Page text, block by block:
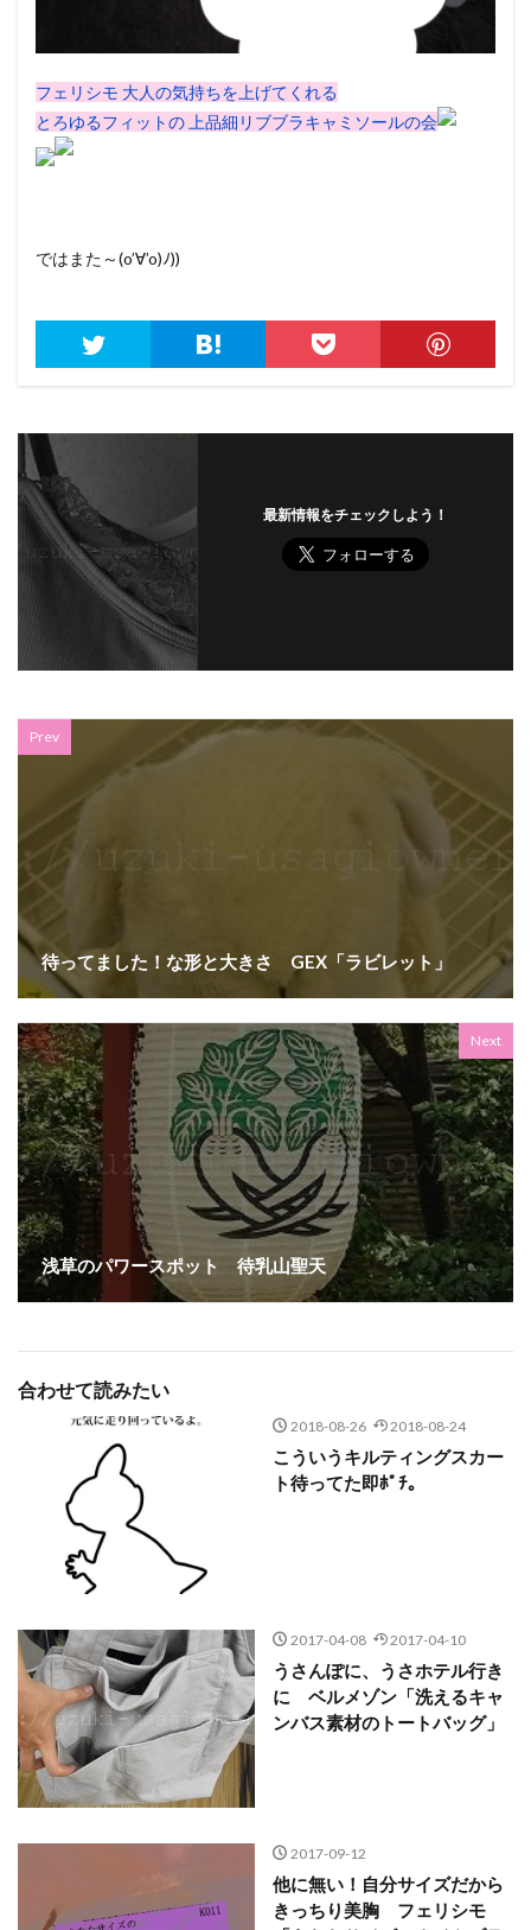
フェリシモ 大人の気持ちを上げてくれる
とろゆるフィットの 上品細リブブラキャミソールの会
ではまた～(o’∀’o)ﾉ))
最新情報をチェックしよう！
Prev
待ってました！な形と大きさ GEX「ラビレット」
Next
浅草のパワースポット 待乳山聖天
合わせて読みたい
2018-08-26 2018-08-24
こういうキルティングスカー
ト待ってた即ﾎﾟﾁ。
2017-04-08 2017-04-10
うさんぽに、うさホテル行き
に ベルメゾン「洗えるキャ
ンバス素材のトートバッグ」
2017-09-12
他に無い！自分サイズだから
きっちり美胸 フェリシモ